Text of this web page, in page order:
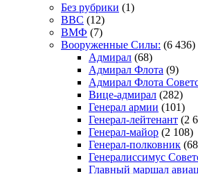
Без рубрики (1)
ВВС (12)
ВМФ (7)
Вооруженные Силы: (6 436)
Адмирал (68)
Адмирал Флота (9)
Адмирал Флота
Вице-адмирал (282)
Генерал армии (101)
Генерал-лейтенант (2
Генерал-майор (2 108)
Генерал-полковник
Генералиссимус
Главный маршал